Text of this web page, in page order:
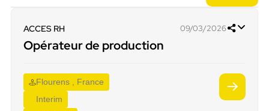
ACCES RH 09/03/2026
Opérateur de production
Flourens , France
Interim